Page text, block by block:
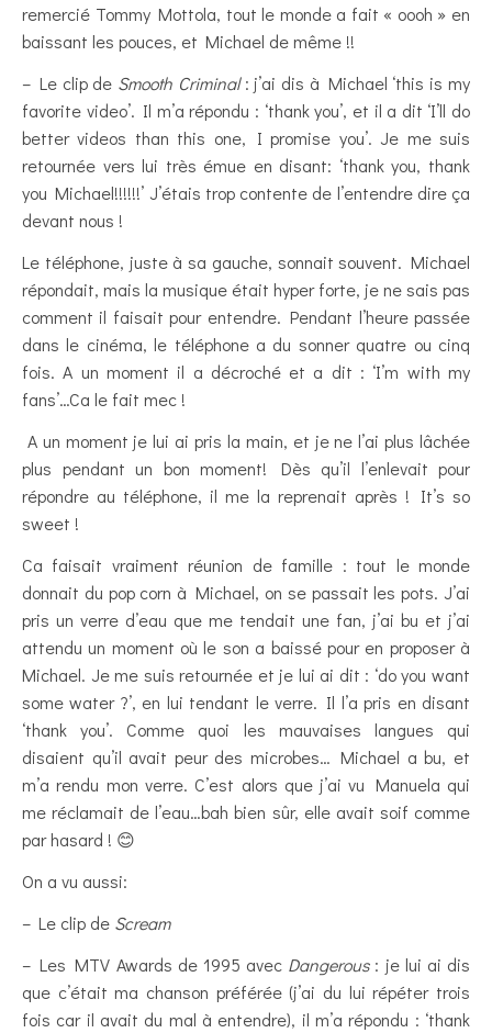
remercié Tommy Mottola, tout le monde a fait « oooh » en
baissant les pouces, et Michael de même !!
– Le clip de Smooth Criminal: j’ai dis à Michael ‘this is my
favorite video’. Il m’a répondu : ‘thank you’, et il a dit ‘I’ll do
better videos than this one, I promise you’. Je me suis
retournée vers lui très émue en disant: ‘thank you, thank
you Michael!!!!!!’ J’étais trop contente de l’entendre dire ça
devant nous !
Le téléphone, juste à sa gauche, sonnait souvent. Michael
répondait, mais la musique était hyper forte, je ne sais pas
comment il faisait pour entendre. Pendant l’heure passée
dans le cinéma, le téléphone a du sonner quatre ou cinq
fois. A un moment il a décroché et a dit : ‘I’m with my
fans’…Ca le fait mec !
A un moment je lui ai pris la main, et je ne l’ai plus lâchée
plus pendant un bon moment! Dès qu’il l’enlevait pour
répondre au téléphone, il me la reprenait après ! It’s so
sweet !
Ca faisait vraiment réunion de famille : tout le monde
donnait du pop corn à Michael, on se passait les pots. J’ai
pris un verre d’eau que me tendait une fan, j’ai bu et j’ai
attendu un moment où le son a baissé pour en proposer à
Michael. Je me suis retournée et je lui ai dit : ‘do you want
some water ?’, en lui tendant le verre. Il l’a pris en disant
‘thank you’. Comme quoi les mauvaises langues qui
disaient qu’il avait peur des microbes… Michael a bu, et
m’a rendu mon verre. C’est alors que j’ai vu Manuela qui
me réclamait de l’eau…bah bien sûr, elle avait soif comme
par hasard ! 😊
On a vu aussi:
– Le clip de Scream
– Les MTV Awards de 1995 avec Dangerous: je lui ai dis
que c’était ma chanson préférée (j’ai du lui répéter trois
fois car il avait du mal à entendre), il m’a répondu : ‘thank